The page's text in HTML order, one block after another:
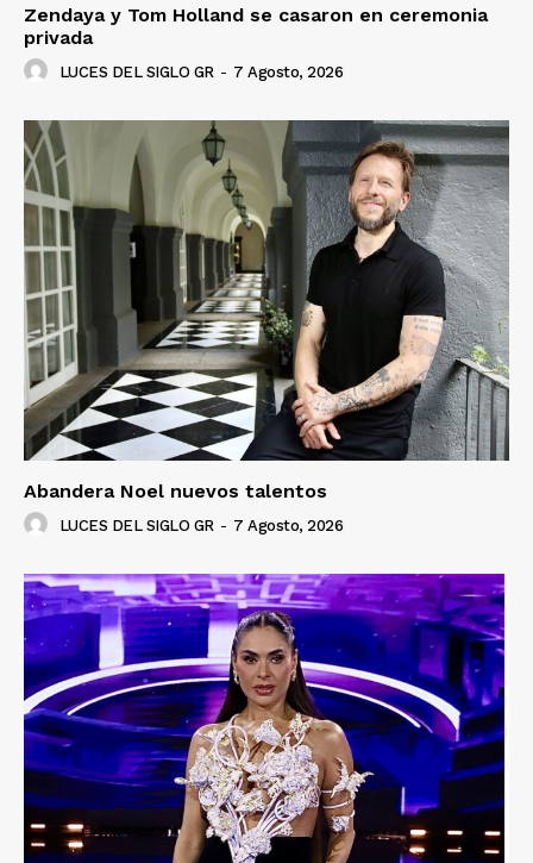
Zendaya y Tom Holland se casaron en ceremonia
privada
LUCES DEL SIGLO GR - 7 Agosto, 2026
Abandera Noel nuevos talentos
LUCES DEL SIGLO GR - 7 Agosto, 2026